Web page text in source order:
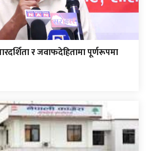
र जवाफदेहितामा पूर्णरूपमा